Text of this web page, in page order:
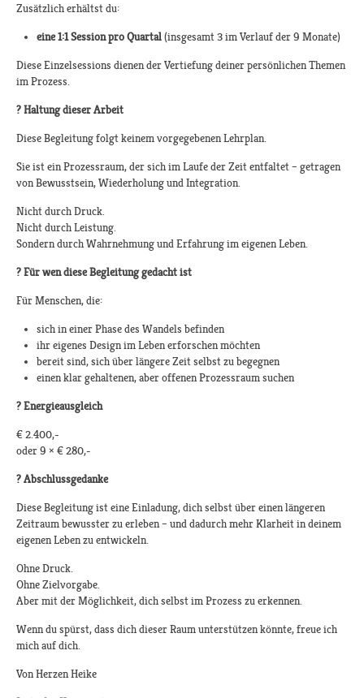
Zusätzlich erhältst du:
eine 1:1 Session pro Quartal(insgesamt 3 im Verlauf der 9 Monate)
Diese Einzelsessions dienen der Vertiefung deiner persönlichen Themen
im Prozess.
?Haltung dieser Arbeit
Diese Begleitung folgt keinem vorgegebenen Lehrplan.
Sie ist ein Prozessraum, der sich im Laufe der Zeit entfaltet – getragen
von Bewusstsein, Wiederholung und Integration.
Nicht durch Druck.
Nicht durch Leistung.
Sondern durch Wahrnehmung und Erfahrung im eigenen Leben.
?Für wen diese Begleitung gedacht ist
Für Menschen, die:
sich in einer Phase des Wandels befinden
ihr eigenes Design im Leben erforschen möchten
bereit sind, sich über längere Zeit selbst zu begegnen
einen klar gehaltenen, aber offenen Prozessraum suchen
?Energieausgleich
€ 2.400,-
oder 9 × € 280,-
?Abschlussgedanke
Diese Begleitung ist eine Einladung, dich selbst über einen längeren
Zeitraum bewusster zu erleben – und dadurch mehr Klarheit in deinem
eigenen Leben zu entwickeln.
Ohne Druck.
Ohne Zielvorgabe.
Aber mit der Möglichkeit, dich selbst im Prozess zu erkennen.
Wenn du spürst, dass dich dieser Raum unterstützen könnte, freue ich
mich auf dich.
Von Herzen Heike